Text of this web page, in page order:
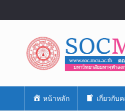
หน้าหลัก เกี่ยวกับ